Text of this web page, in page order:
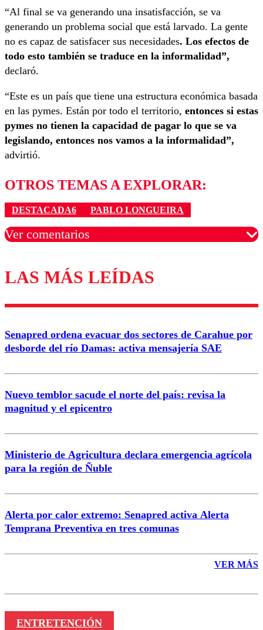
“Al final se va generando una insatisfacción, se va
generando un problema social que está larvado. La gente
no es capaz de satisfacer sus necesidades. Los efectos de
todo esto también se traduce en la informalidad”,
declaró.
“Este es un país que tiene una estructura económica basada
en las pymes. Están por todo el territorio, entonces si estas
pymes no tienen la capacidad de pagar lo que se va
legislando, entonces nos vamos a la informalidad”,
advirtió.
OTROS TEMAS A EXPLORAR:
DESTACADA6 PABLO LONGUEIRA
Ver comentarios
Los comentarios son moderados para garantizar un
diálogo respetuoso.
Nombre
Correo
LAS MÁS LEÍDAS
Senapred ordena evacuar dos sectores de Carahue por
desborde del río Damas: activa mensajería SAE
Nuevo temblor sacude el norte del país: revisa la
magnitud y el epicentro
Ministerio de Agricultura declara emergencia agrícola
para la región de Ñuble
Alerta por calor extremo: Senapred activa Alerta
Temprana Preventiva en tres comunas
VER MÁS
ENTRETENCIÓN